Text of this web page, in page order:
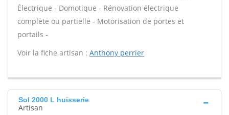
Électrique - Domotique - Rénovation électrique
complète ou partielle - Motorisation de portes et
portails -
Voir la fiche artisan : Anthony perrier
Sol 2000 L huisserie
Artisan